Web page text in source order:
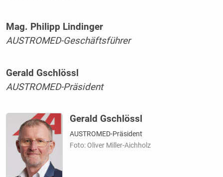
Mag. Philipp Lindinger
AUSTROMED-Geschäftsführer
Gerald Gschlössl
AUSTROMED-Präsident
Gerald Gschlössl
AUSTROMED-Präsident
Foto: Oliver Miller-Aichholz